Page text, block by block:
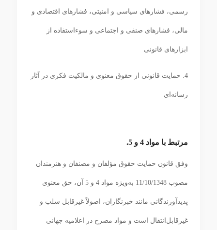
رسمی، فشارهای سیاسی و امنیتی، فشارهای اقتصادی و
مالی، فشارهای صنفی و اجتماعی و سوءاستفاده از
ابزارهای قانونی
4. حمایت قانونی از حقوق معنوی و مالکیت فکری در آثار
رسانه‌ای
مرتبط با مواد 4 و 5.
وفق قانون حمایت حقوق مؤلفان و مصنفان و هنرمندان
مصوب 11/10/1348 به‌ویژه مواد 4 و 5 آن، حق معنوی
پدیدآورندگانی مانند خبرنگاران، اصولاً غیرقابل سلب و
غیرقابل‌انتقال است و مواد مصرح در اعلامیه جهانی